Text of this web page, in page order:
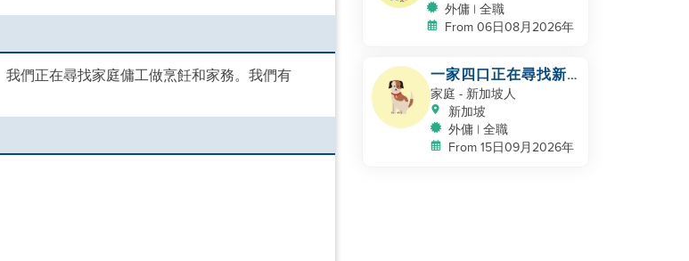
們正在尋找家庭傭工做烹飪和家務。我們有
外傭 | 全職
From 06日08月2026年
一家四口正在尋找新
的幫手
家庭 - 新加坡人
新加坡
外傭 | 全職
From 15日09月2026年